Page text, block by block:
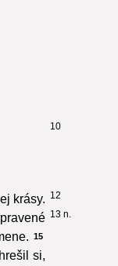
10
12
krásy.
13 n.
15
si,